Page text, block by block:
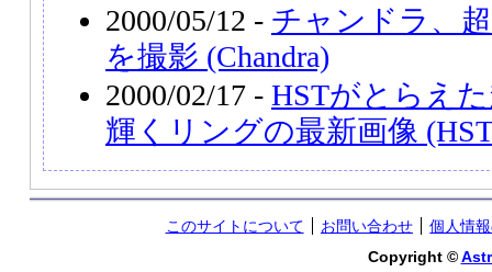
2000/05/12 - チャンドラ、
を撮影 (Chandra)
2000/02/17 - HSTがとらえ
輝くリングの最新画像
このサイトについて お問い合わせ
個人情
Copyright ©